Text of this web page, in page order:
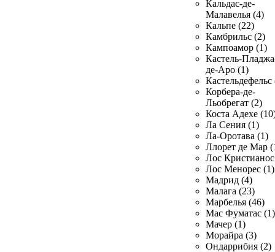
Кальдас-де-
Малавелья (4)
Кальпе (22)
Камбрильс (2)
Кампоамор (1)
Кастель-
де-Аро (1)
Кастельдефельс
Корбера-де-
Льобрегат (2)
Коста Адехе
Ла Сения (1)
Ла-Оротава (1)
Ллорет де Мар
Лос
Лос Менорес (1)
Мадрид (4)
Малага (23)
Марбелья (46)
Мас Фуматас (1)
Мачер (1)
Морайра (3)
Ондаррибия (2)